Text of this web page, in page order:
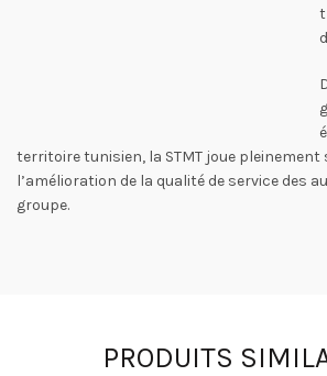
territoire tunisien, la STMT joue pleinement
l’amélioration de la qualité de service des
groupe.
PRODUITS